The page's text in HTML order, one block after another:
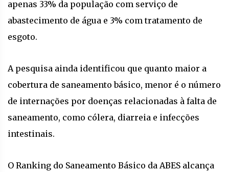
apenas 33% da população com serviço de
abastecimento de água e 3% com tratamento de
esgoto.
A pesquisa ainda identificou que quanto maior a
cobertura de saneamento básico, menor é o número
de internações por doenças relacionadas à falta de
saneamento, como cólera, diarreia e infecções
intestinais.
O Ranking do Saneamento Básico da ABES alcança